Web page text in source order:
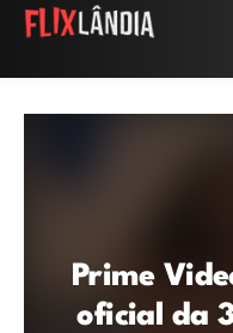
Prime
oficial da